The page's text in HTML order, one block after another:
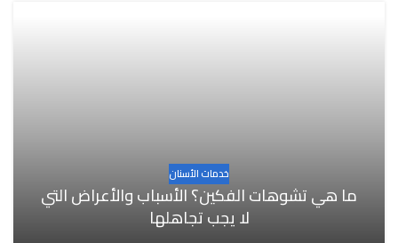
خدمات الأسنان
ما هي تشوهات الفكين؟ الأسباب والأعراض التي
لا يجب تجاهلها